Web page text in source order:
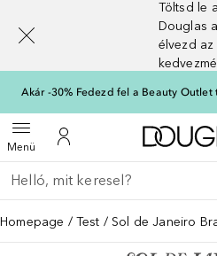
Töltsd le
Douglas
élvezd az
Akár -30% Fedezd fel a Beauty
MenüMenü megnyitása
A fiókomhoz
Menj vissza
Keresés végrehajtása
Homepage Test Sol de Janeiro
[navigation.slideout.screenreader]